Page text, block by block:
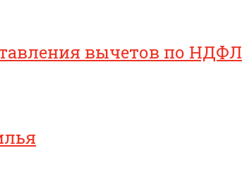
вычетов по НДФЛ